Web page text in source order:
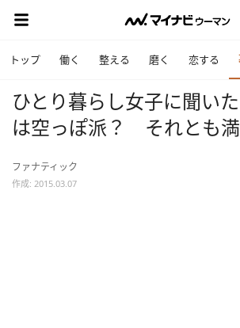
トップ 働く 整える 磨く 恋する
ひとり暮らし女子に聞い
は空っぽ派？ それとも満
ファナティック
作成: 2015.03.07